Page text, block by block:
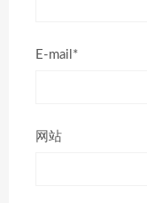
E-mail*
网站